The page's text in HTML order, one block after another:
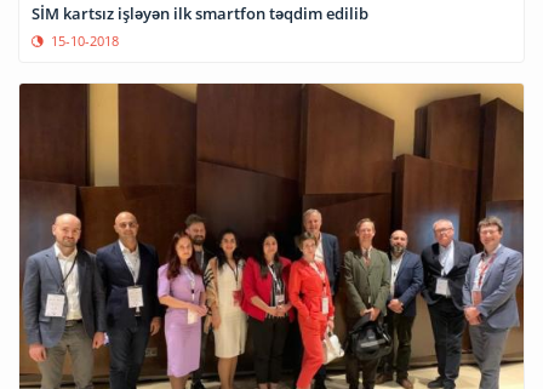
SİM kartsız işləyən ilk smartfon təqdim edilib
15-10-2018